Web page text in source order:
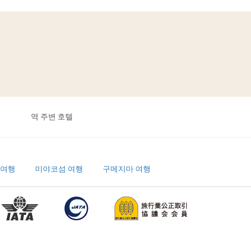
역 주변 호텔
행 미야코섬 여행 구메지마 여행